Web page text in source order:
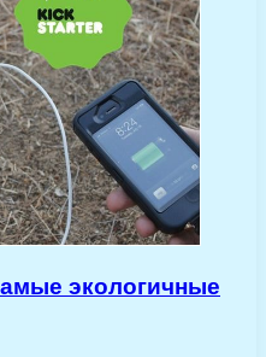
экологичные